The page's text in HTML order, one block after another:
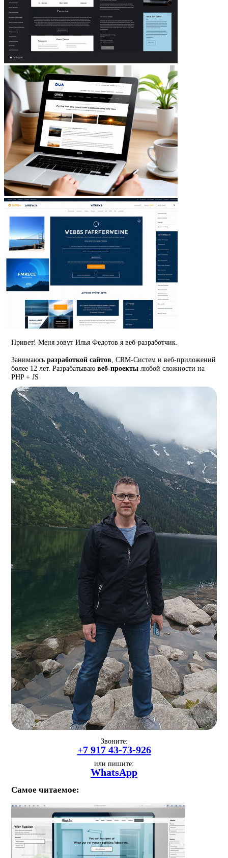
Привет! Меня зовут Илья Федотов я веб-разработчик.
Занимаюсьразработкой сайтов , CRM-Систем и веб-приложений
более 12 лет. Разрабатываювеб-проекты любой сложности на
PHP + JS
Звоните:
+7 917 43-73-926
или пишите:
WhatsApp
Самое читаемое: